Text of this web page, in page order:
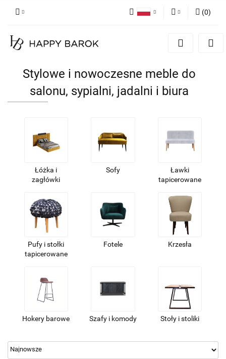
Zaloguj się
Dodaj zgłoszenie
(0)
Stylowe i nowoczesne meble do
salonu, sypialni, jadalni i biura
Łóżka i
zagłówki
Sofy
Ławki
tapicerowane
Pufy i stołki
tapicerowane
Fotele Krzesła
Hokery barowe Szafy i komody Stoły i stoliki